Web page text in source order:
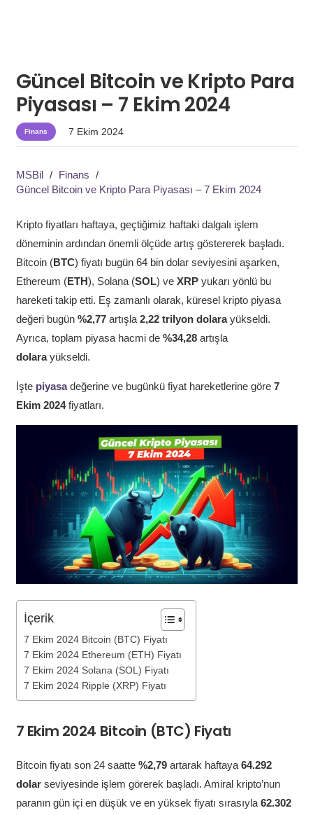
Güncel Bitcoin ve Kripto Para
Piyasası – 7 Ekim 2024
Finans 7 Ekim 2024
MSBil / Finans /
Güncel Bitcoin ve Kripto Para Piyasası – 7 Ekim 2024
Kripto fiyatları haftaya, geçtiğimiz haftaki dalgalı işlem
döneminin ardından önemli ölçüde artış göstererek başladı.
Bitcoin (BTC) fiyatı bugün 64 bin dolar seviyesini aşarken,
Ethereum (ETH), Solana (SOL) ve XRPyukarı yönlü bu
hareketi takip etti. Eş zamanlı olarak, küresel kripto piyasa
değeri bugün %2,77artışla 2,22 trilyon dolarayükseldi.
Ayrıca, toplam piyasa hacmi de %34,28artışla
dolarayükseldi.
İşte piyasadeğerine ve bugünkü fiyat hareketlerine göre 7
Ekim 2024fiyatları.
İçerik
7 Ekim 2024 Bitcoin (BTC) Fiyatı
7 Ekim 2024 Ethereum (ETH) Fiyatı
7 Ekim 2024 Solana (SOL) Fiyatı
7 Ekim 2024 Ripple (XRP) Fiyatı
7 Ekim 2024 Bitcoin (BTC) Fiyatı
Bitcoin fiyatı son 24 saatte %2,79artarak haftaya 64.292
dolarseviyesinde işlem görerek başladı. Amiral kripto’nun
paranın gün içi en düşük ve en yüksek fiyatı sırasıyla 62.302